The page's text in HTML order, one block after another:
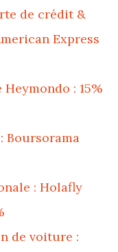
de crédit &
Express
: 15%
Boursorama
: Holafly
de voiture :